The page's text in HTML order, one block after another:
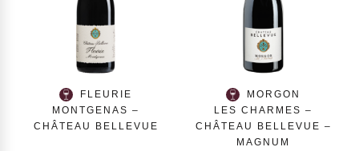
FLEURIE
MONTGENAS –
CHÂTEAU BELLEVUE
MORGON
LES CHARMES –
CHÂTEAU BELLEVUE –
MAGNUM